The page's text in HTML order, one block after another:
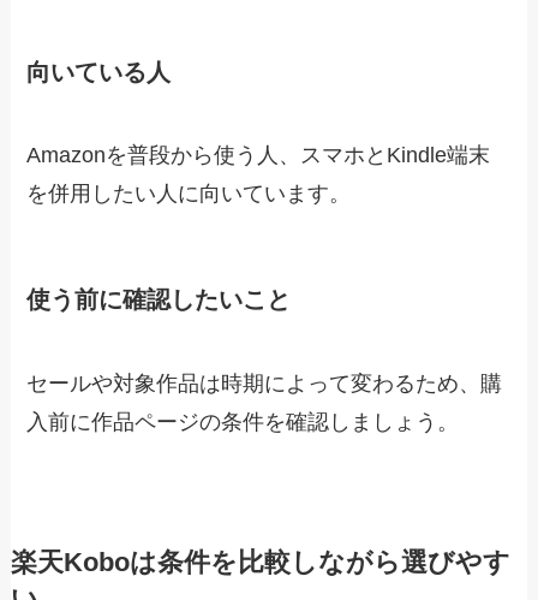
向いている人
Amazonを普段から使う人、スマホとKindle端末
を併用したい人に向いています。
使う前に確認したいこと
セールや対象作品は時期によって変わるため、購
入前に作品ページの条件を確認しましょう。
楽天Koboは条件を比較しながら選びやす